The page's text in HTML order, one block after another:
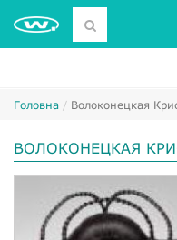
Головна Волоконецкая
ВОЛОКОНЕЦКАЯ